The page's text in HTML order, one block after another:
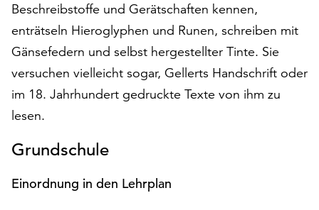
können
Ihr
Einverständnis
jederzeit
ändern
und
widerrufen.
steht
am
Beschreibstoffe und Gerätschaften kennen,
enträtseln Hieroglyphen und Runen, schreiben mit
Gänsefedern und selbst hergestellter Tinte. Sie
versuchen vielleicht sogar, Gellerts Handschrift oder
im 18. Jahrhundert gedruckte Texte von ihm zu
lesen.
Grundschule
Einordnung in den Lehrplan